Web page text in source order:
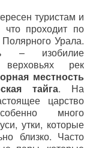
туристам и
проходит по
Полярного Урала.
– изобилие
рек
местность
тайга. На
царство
много
утки, которые
близко. Часто